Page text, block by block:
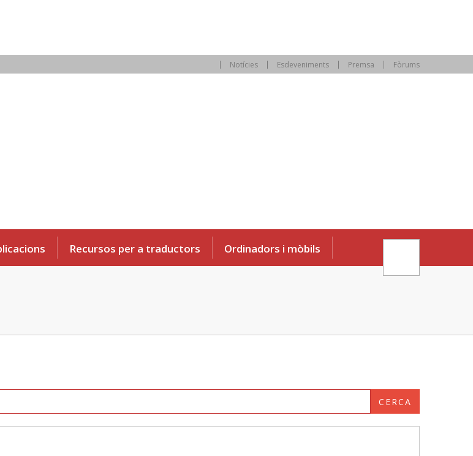
Notícies Esdeveniments Premsa Fòrums
Recursos per a traductors Ordinadors i mòbils
CERCA